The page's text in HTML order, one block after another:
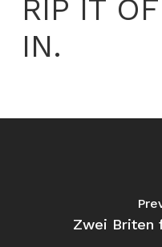
RIP IT
IN.
Zwei Briten